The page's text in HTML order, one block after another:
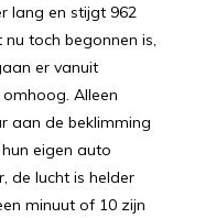
lang en stijgt 962
toch begonnen is,
er vanuit
Alleen
aan de beklimming
eigen auto
de lucht is helder
minuut of 10 zijn